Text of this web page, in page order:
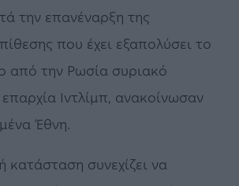
την επανέναρξη της
που έχει εξαπολύσει το
από την Ρωσία συριακό
Ιντλίμπ, ανακοίνωσαν
Έθνη.
κατάσταση συνεχίζει να